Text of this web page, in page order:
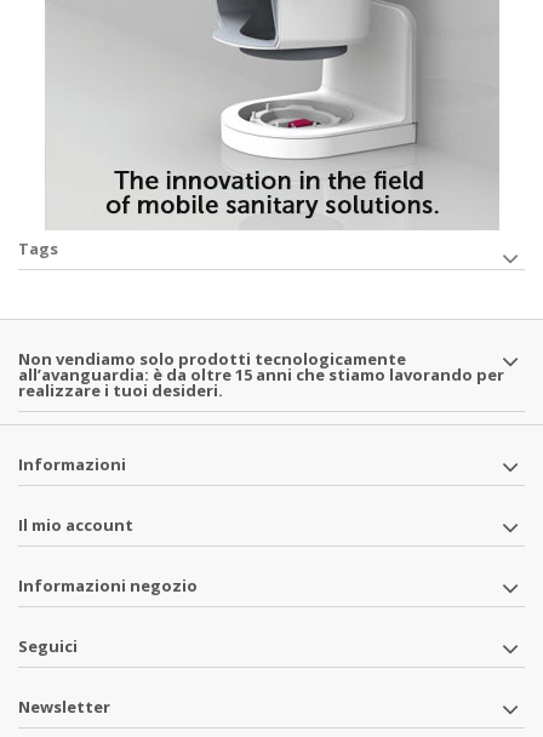
Tags
Non vendiamo solo prodotti tecnologicamente
all’avanguardia: è da oltre 15 anni che stiamo lavorando per
realizzare i tuoi desideri.
Informazioni
Il mio account
Informazioni negozio
Seguici
Newsletter